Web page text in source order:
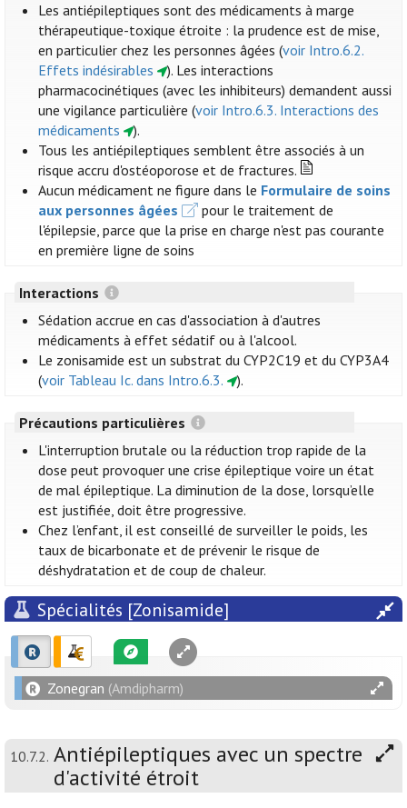
Les antiépileptiques sont des médicaments à marge
thérapeutique-toxique étroite : la prudence est de mise,
en particulier chez les personnes âgées (voir Intro.6.2.
Effets indésirables
). Les interactions
pharmacocinétiques (avec les inhibiteurs) demandent aussi
une vigilance particulière (voir Intro.6.3. Interactions des
médicaments
).
Tous les antiépileptiques semblent être associés à un
risque accru d'ostéoporose et de fractures.
Aucun médicament ne figure dans le Formulaire de soins
aux personnes âgées
pour le traitement de
l'épilepsie, parce que la prise en charge n'est pas courante
en première ligne de soins
Interactions
Sédation accrue en cas d'association à d'autres
médicaments à effet sédatif ou à l'alcool.
Le zonisamide est un substrat du CYP2C19 et du CYP3A4
(voir Tableau Ic. dans Intro.6.3. ).
Précautions particulières
L'interruption brutale ou la réduction trop rapide de la
dose peut provoquer une crise épileptique voire un état
de mal épileptique. La diminution de la dose, lorsqu’elle
est justifiée, doit être progressive.
Chez l’enfant, il est conseillé de surveiller le poids, les
taux de bicarbonate et de prévenir le risque de
déshydratation et de coup de chaleur.
Spécialités [Zonisamide]
Zonegran (Amdipharm)
10.7.2. Antiépileptiques avec un spectre
d'activité étroit